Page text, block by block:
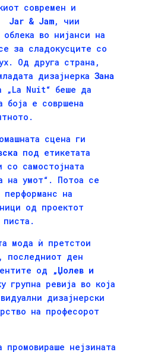
современ и
Jar& Jam, чии
во нијанси на
за сладокусците со
Од друга страна,
дизајнерка Зана
„La Nuit“ беше да
боја е совршена
сцена ги
под етикетата
со самостојната
на умот“. Потоа се
перформанс на
од проектот
писта.
мода ѝ претстои
последниот ден
од
„Џолев и
групна ревија во која
дизајнерски
на професорот
промовираше нејзината